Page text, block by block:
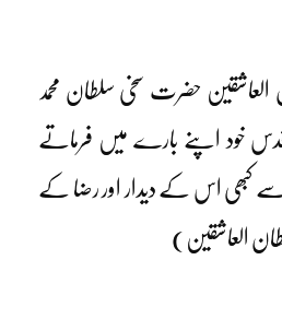
حضرت سخی سلطان محمد
خود اپنے بارے میں فرماتے
سے کبھی اس کے دیدار اور رضا کے
العاشقین)